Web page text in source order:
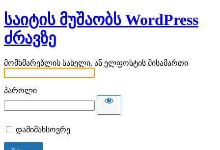
საიტის მუშაობს WordPress
ძრავზე
მომხმარებლის სახელი, ან ელფოსტის მისამართი
პაროლი
დამიმახსოვრე